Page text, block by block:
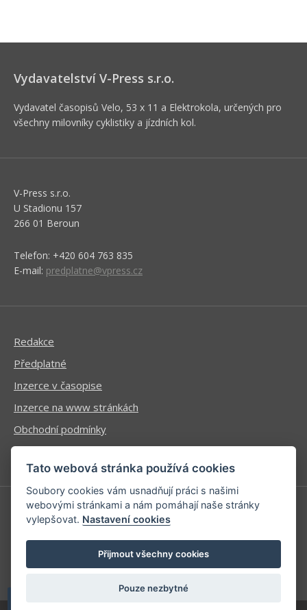
Vydavatelství V-Press s.r.o.
Vydavatel časopisů Velo, 53 x 11 a Elektrokola, určených pro
všechny milovníky cyklistiky a jízdních kol.
V-Press s.r.o.
U Stadionu 157
266 01 Beroun
Telefon: +420 604 763 835
E-mail: predplatne@vpress.cz
Redakce
Předplatné
Inzerce v časopise
Inzerce na www stránkách
Obchodní podmínky
Ochrana osobních údajů
Příhlášení | Registrace
Kontaktní informace
Mapa stránek
Tato webová stránka používá cookies
Soubory cookies vám usnadňují práci s našimi
webovými stránkami a nám pomáhají naše stránky
vylepšovat. Nastavení cookies
Přijmout všechny cookies
Pouze nezbytné